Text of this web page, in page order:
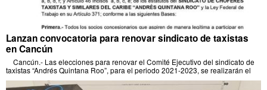
Lanzan convocatoria para renovar sindicato de taxistas
en Cancún
Cancún.- Las elecciones para renovar el Comité Ejecutivo del sindicato de
taxistas “Andrés Quintana Roo”, para el periodo 2021-2023, se realizarán el